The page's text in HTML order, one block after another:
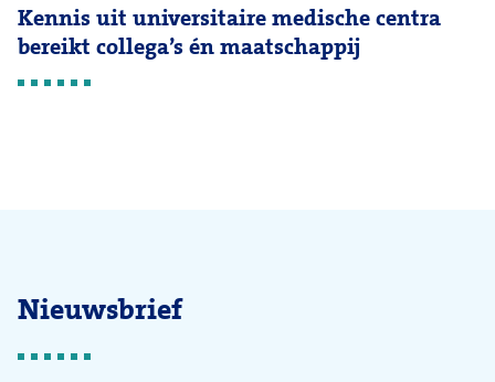
Kennis uit universitaire medische centra
bereikt collega’s én maatschappij
Nieuwsbrief